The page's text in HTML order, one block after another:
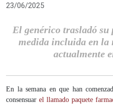
23/06/2025
El genérico trasladó su
medida incluida en la
actualmente
En la semana en que han
consensuar el llamado paquete